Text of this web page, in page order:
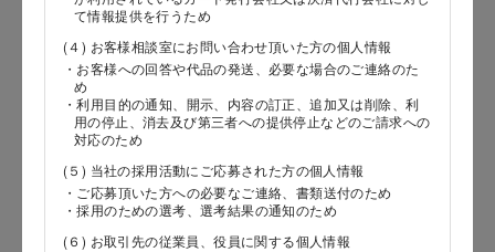
て情報提供を行うため
(４) お客様相談室にお問い合わせ頂いた方の個人情報
・お客様への回答や代品の発送、必要な場合のご連絡のた
め
・利用目的の通知、開示、内容の訂正、追加又は削除、利
用の停止、消去及び第三者への提供停止などのご請求への
対応のため
(５) 当社の採用活動にご応募された方の個人情報
・ご応募頂いた方への必要なご連絡、書類送付のため
・採用のための選考、選考結果の通知のため
(６) お取引先の従業員、役員に関する個人情報
郵便番号
都道府県